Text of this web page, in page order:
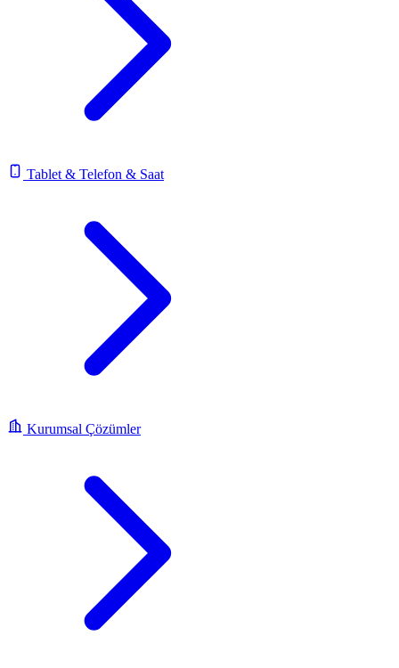
Tablet & Telefon & Saat
Kurumsal Çözümler